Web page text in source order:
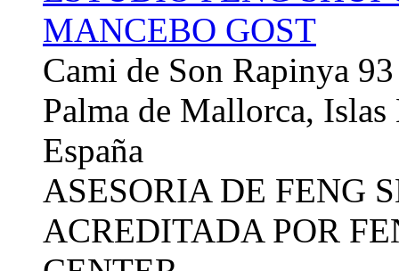
MANCEBO GOST
Cami de Son Rapinya 93
Palma de Mallorca, Islas
España
ASESORIA DE FENG
ACREDITADA POR